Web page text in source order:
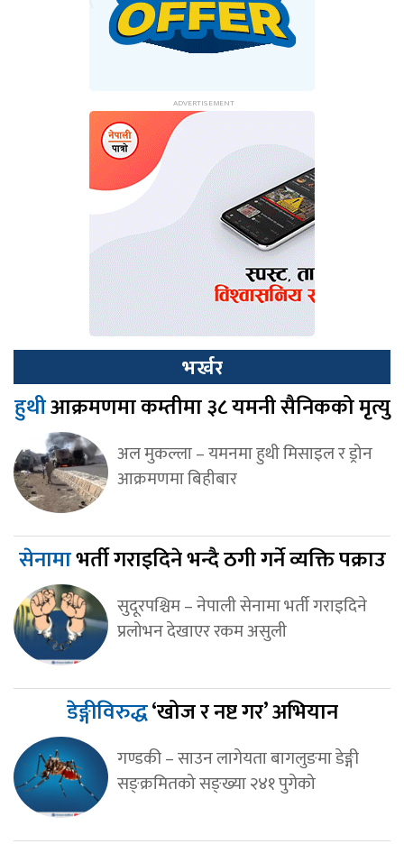
भर्खर
हुथीआक्रमणमा कम्तीमा ३८ यमनी सैनिकको मृत्यु
अल मुकल्ला – यमनमा हुथी मिसाइल र ड्रोन
आक्रमणमा बिहीबार
सेनामाभर्ती गराइदिने भन्दै ठगी गर्ने व्यक्ति पक्राउ
सुदूरपश्चिम – नेपाली सेनामा भर्ती गराइदिने
प्रलोभन देखाएर रकम असुली
डेङ्गीविरुद्ध‘खोज र नष्ट गर’ अभियान
गण्डकी – साउन लागेयता बागलुङमा डेङ्गी
सङ्क्रमितको सङ्ख्या २४१ पुगेको